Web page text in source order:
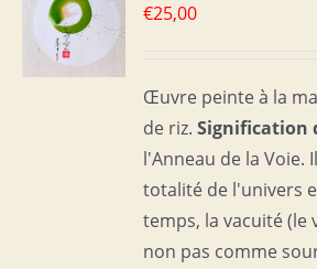
€25,00
Œuvre peinte à la
de riz.Signification
l'Anneau de la Voie.
totalité de l'univers
temps, la vacuité (le
non pas comme